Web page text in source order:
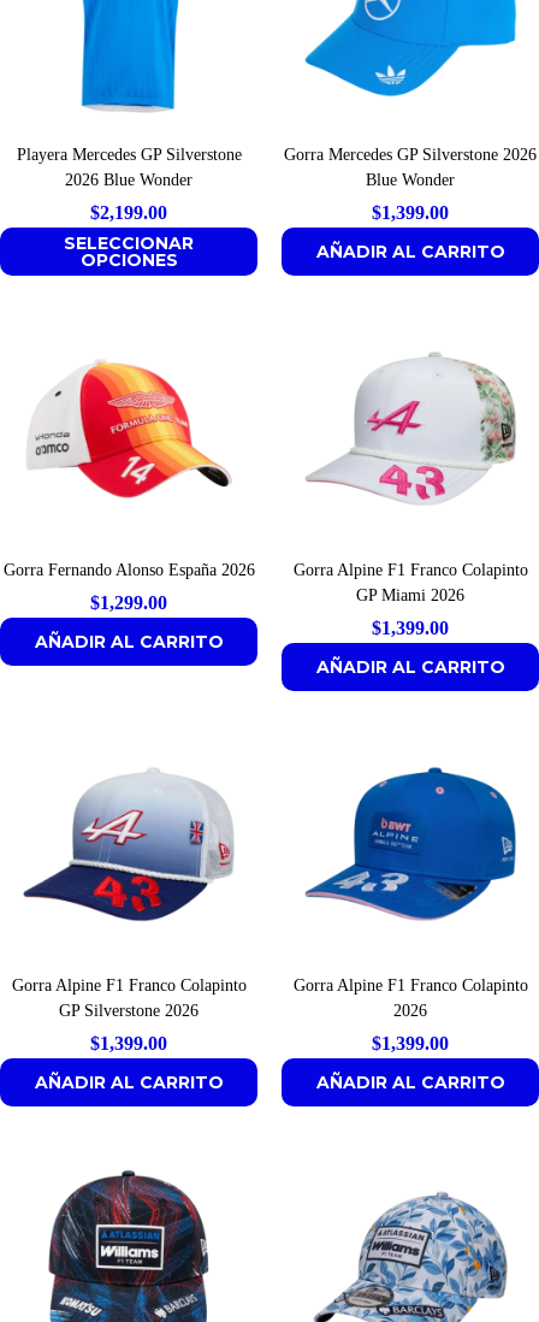
Playera Mercedes GP Silverstone
2026 Blue Wonder
$2,199.00
SELECCIONAR
OPCIONES
Gorra Mercedes GP Silverstone 2026
Blue Wonder
$1,399.00
AÑADIR AL CARRITO
Gorra Fernando Alonso España 2026
$1,299.00
AÑADIR AL CARRITO
Gorra Alpine F1 Franco Colapinto
GP Miami 2026
$1,399.00
AÑADIR AL CARRITO
Gorra Alpine F1 Franco Colapinto
GP Silverstone 2026
$1,399.00
AÑADIR AL CARRITO
Gorra Alpine F1 Franco Colapinto
2026
$1,399.00
AÑADIR AL CARRITO